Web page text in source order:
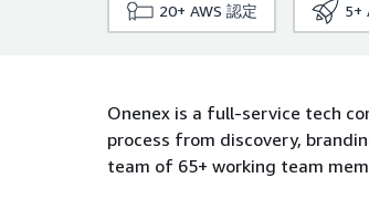
20+ AWS 認定 5+
Onenex is a full-service tech
process from discovery,
team of 65+ working team